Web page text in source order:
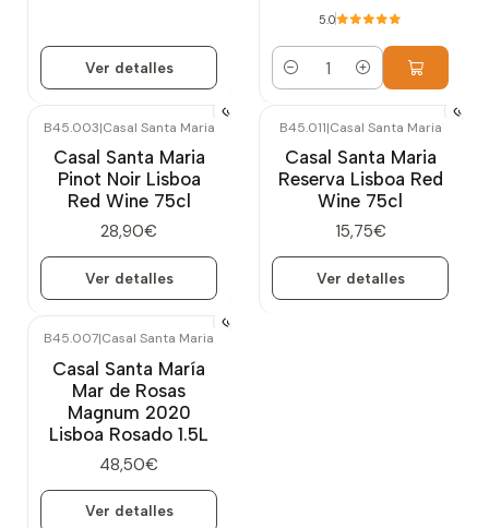
Ver detalles
5.0
Cantidad
B45.003|Casal Santa Maria
Casal Santa Maria
Pinot Noir Lisboa
Red Wine 75cl
28,90€
Ver detalles
B45.011|Casal Santa Maria
Casal Santa Maria
Reserva Lisboa Red
Wine 75cl
15,75€
Ver detalles
B45.007|Casal Santa Maria
Casal Santa María
Mar de Rosas
Magnum 2020
Lisboa Rosado 1.5L
48,50€
Ver detalles